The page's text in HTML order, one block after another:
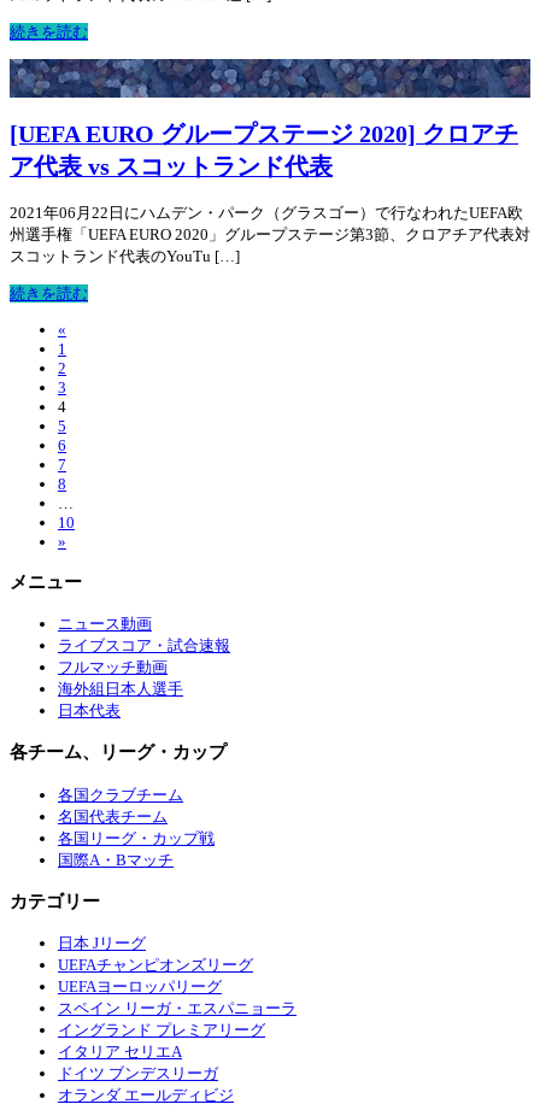
続きを読む
[UEFA EURO グループステージ 2020] クロアチ
ア代表 vs スコットランド代表
2021年06月22日にハムデン・パーク（グラスゴー）で行なわれたUEFA欧
州選手権「UEFA EURO 2020」グループステージ第3節、クロアチア代表対
スコットランド代表のYouTu […]
続きを読む
«
1
2
3
4
5
6
7
8
10
»
メニュー
ニュース動画
ライブスコア・試合速報
フルマッチ動画
海外組日本人選手
日本代表
各チーム、リーグ・カップ
各国クラブチーム
名国代表チーム
各国リーグ・カップ戦
国際A・Bマッチ
カテゴリー
日本 Jリーグ
UEFAチャンピオンズリーグ
UEFAヨーロッパリーグ
スペイン リーガ・エスパニョーラ
イングランド プレミアリーグ
イタリア セリエA
ドイツ ブンデスリーガ
オランダ エールディビジ